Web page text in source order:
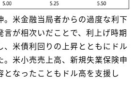
。米金融当局者からの過度な利下
言が相次いだことで、利上げ時期
、米債利回りの上昇とともにドル
。米小売売上高、新規失業保険申
となったこともドル高を支援し